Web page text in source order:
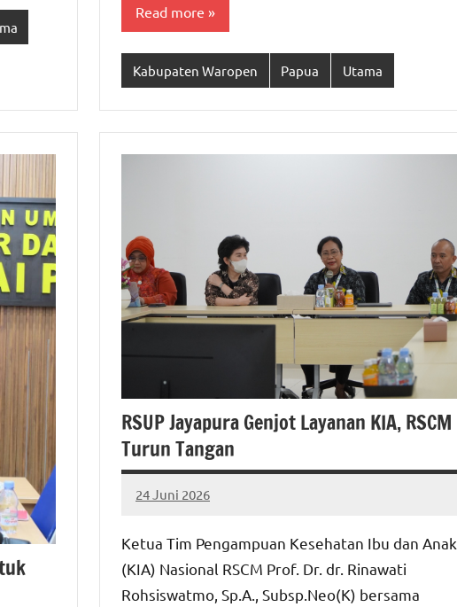
Read more
Kabupaten Waropen Papua Utama
RSUP Jayapura Genjot Layanan KIA, RSCM
Turun Tangan
24 Juni 2026
MEPAGO
No
Ketua Tim Pengampuan Kesehatan Ibu dan Anak
(KIA) Nasional RSCM Prof. Dr. dr. Rinawati
Rohsiswatmo, Sp.A., Subsp.Neo(K) bersama